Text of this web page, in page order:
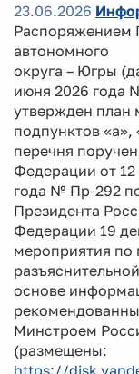
23.06.2026
Распоряжением
автономного
округа – Югры
июня 2026 года
утвержден план
подпунктов «а»,
перечня
Федерации от
года № Пр-292
Президента
Федерации 19
мероприятия
основе
Минстроем
(размещены:
https://